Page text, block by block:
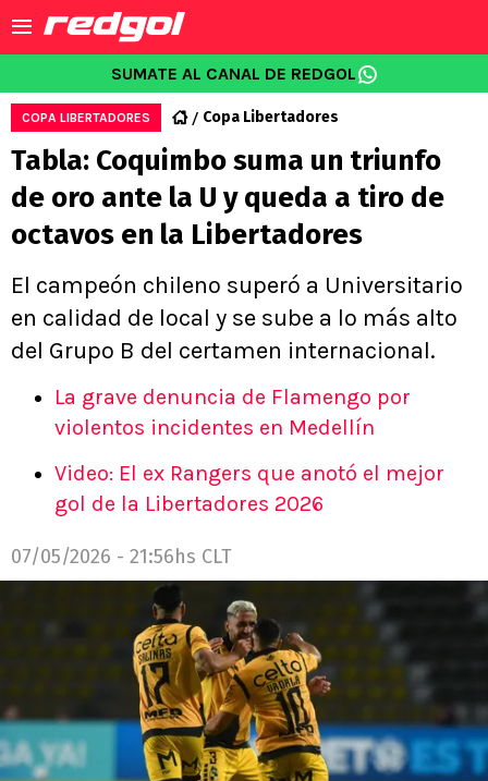
SUMATE AL CANAL DE REDGOL
COPA LIBERTADORES Copa Libertadores
Tabla: Coquimbo suma un triunfo
de oro ante la U y queda a tiro de
octavos en la Libertadores
El campeón chileno superó a Universitario
en calidad de local y se sube a lo más alto
del Grupo B del certamen internacional.
La grave denuncia de Flamengo por
violentos incidentes en Medellín
Video: El ex Rangers que anotó el mejor
gol de la Libertadores 2026
07/05/2026 - 21:56hs CLT